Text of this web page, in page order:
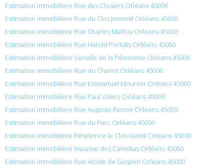
Estimation immobilière Rue des Closiers Orléans 45000
Estimation immobilière Rue du Clos Jennetil Orléans 45000
Estimation immobilière Rue Charles Malfray Orléans 45000
Estimation immobilière Rue Harold Portalis Orléans 45000
Estimation immobilière Venelle de la Pilonnerie Orléans 45000
Estimation immobilière Rue du Chariot Orléans 45000
Estimation immobilière Rue Emmanuel Mounier Orléans 45000
Estimation immobilière Rue Paul Valery Orléans 45000
Estimation immobilière Rue Auguste Renoir Orléans 45000
Estimation immobilière Rue du Parc Orléans 45000
Estimation immobilière Résidence le Clos Gentil Orléans 45000
Estimation immobilière Impasse des Camelias Orléans 45000
Estimation immobilière Rue Alcide de Gasperi Orléans 45000